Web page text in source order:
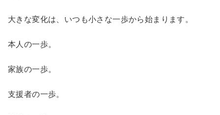
大きな変化は、いつも小さな一歩から始まります。
本人の一歩。
家族の一歩。
支援者の一歩。